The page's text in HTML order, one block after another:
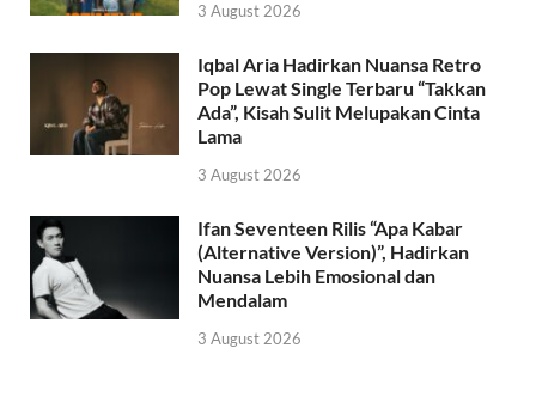
3 August 2026
Iqbal Aria Hadirkan Nuansa Retro
Pop Lewat Single Terbaru “Takkan
Ada”, Kisah Sulit Melupakan Cinta
Lama
3 August 2026
Ifan Seventeen Rilis “Apa Kabar
(Alternative Version)”, Hadirkan
Nuansa Lebih Emosional dan
Mendalam
3 August 2026